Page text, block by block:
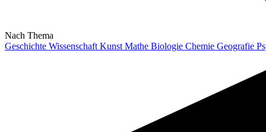
Nach Thema
Geschichte Wissenschaft Kunst Mathe Biologie Chemie Geografie